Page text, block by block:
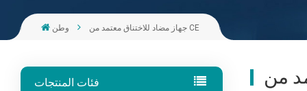
وطن جهاز مضاد للاختناق معتمد من CE
فئات المنتجات